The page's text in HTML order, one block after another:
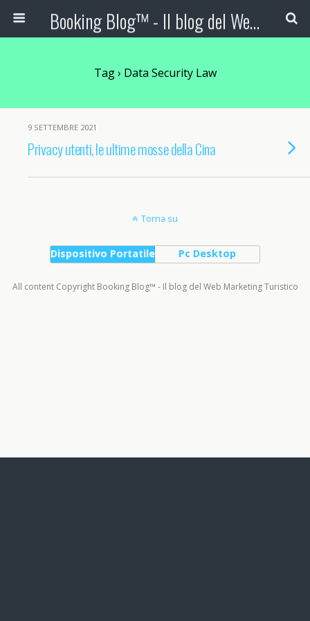
Booking Blog™ - Il blog del Web Marketing Turistico
Tag › Data Security Law
9 SETTEMBRE 2021
Privacy utenti, le ultime mosse della Cina
Torna su
Dispositivo Portatile Pc Desktop
All content Copyright Booking Blog™ - Il blog del Web Marketing Turistico